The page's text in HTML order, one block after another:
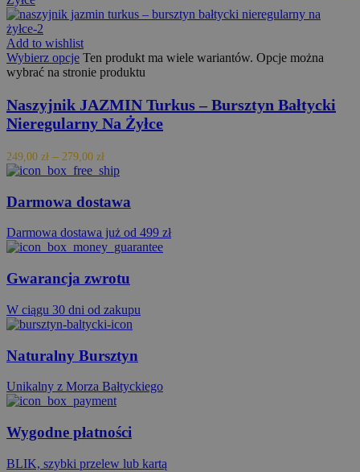
Add to wishlist
Wybierz opcje Ten produkt ma wiele wariantów. Opcje można
wybrać na stronie produktu
Naszyjnik JAZMIN Turkus – Bursztyn Bałtycki
Nieregularny Na Żyłce
249,00 zł – 279,00 zł
Darmowa dostawa
Darmowa dostawa już od 499 zł
Gwarancja zwrotu
W ciągu 30 dni od zakupu
Naturalny Bursztyn
Unikalny z Morza Bałtyckiego
Wygodne płatności
BLIK, szybki przelew lub kartą